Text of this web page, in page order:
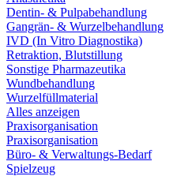
Dentin- & Pulpabehandlung
Gangrän- & Wurzelbehandlung
IVD (In Vitro Diagnostika)
Retraktion, Blutstillung
Sonstige Pharmazeutika
Wundbehandlung
Wurzelfüllmaterial
Alles anzeigen
Praxisorganisation
Praxisorganisation
Büro- & Verwaltungs-Bedarf
Spielzeug